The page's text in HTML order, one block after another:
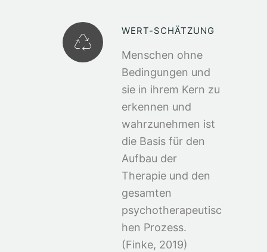
WERT-SCHÄTZUNG
Menschen ohne
Bedingungen und
sie in ihrem Kern zu
erkennen und
wahrzunehmen ist
die Basis für den
Aufbau der
Therapie und den
gesamten
psychotherapeutisc
hen Prozess.
(Finke, 2019)